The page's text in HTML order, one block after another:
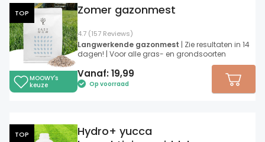
TOP
MOOWY's
keuze
4.7 (157 Reviews)
Zomer gazonmest
Langwerkende gazonmest | Zie resultaten in 14
dagen! | Voor alle gras- en grondsoorten
Vanaf: 19,99
Op voorraad
TOP
Hydro+ yucca